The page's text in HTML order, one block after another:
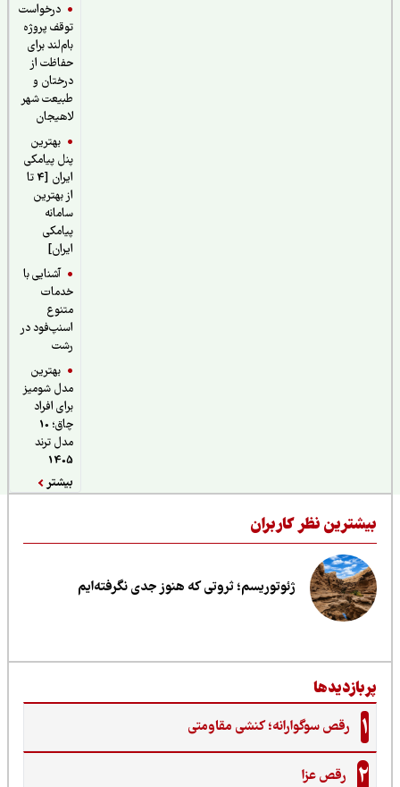
درخواست
توقف پروژه
بام‌لند برای
حفاظت از
درختان و
طبیعت شهر
لاهیجان
بهترین
پنل پیامکی
ایران [4 تا
از بهترین
سامانه
پیامکی
آشنایی با
خدمات
اسنپ‌فود در
بهترین
مدل شومیز
برای افراد
چاق؛ 10
مدل ترند
نظر کاربران
ژئوتوریسم؛ ثروتی که هنوز جدی نگرفته‌ایم
رقص سوگوارانه؛ کنشی مقاومتی
رقص عزا